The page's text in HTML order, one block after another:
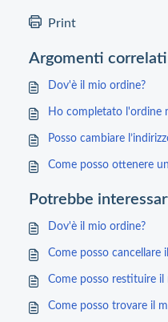
Print
Argomenti
Dov'è il mio ordine?
Ho completato l'ordine
Posso cambiare
Come posso ottenere
Potrebbe
Dov'è il mio ordine?
Come posso cancellare
Come posso restituire il
Come posso trovare il